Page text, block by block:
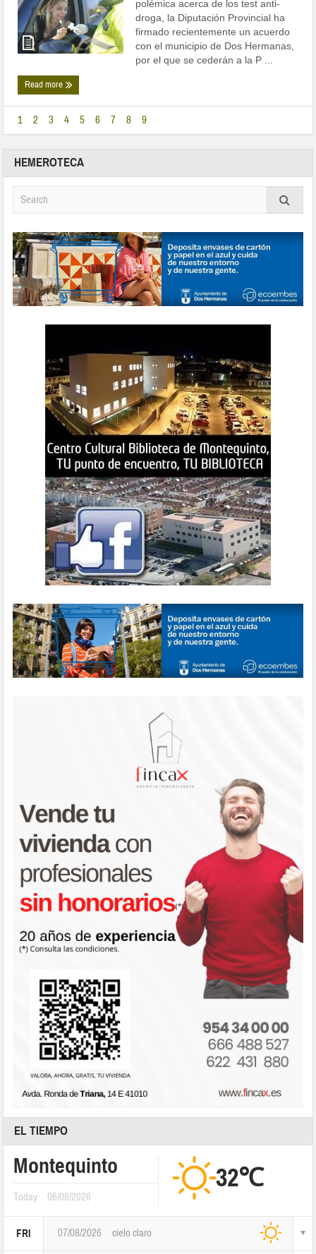
polémica acerca de los test anti-
droga, la Diputación Provincial ha
firmado recientemente un acuerdo
con el municipio de Dos Hermanas,
por el que se cederán a la P ...
Read more
1 2 3 4 5 6 7 8 9
HEMEROTECA
EL TIEMPO
Montequinto
Today 06/08/2026
32℃
FRI 07/08/2026 cielo claro